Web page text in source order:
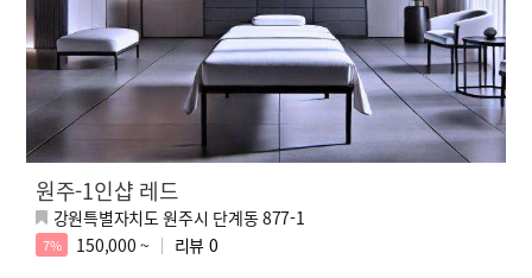
원주-1인샵 레드
강원특별자치도 원주시 단계동 877-1
7% 150,000 ~ 리뷰 0